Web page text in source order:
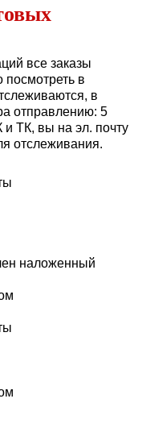
все заказы
в
в
отправлению: 5
и ТК, вы на эл. почту
отслеживания.
наложенный